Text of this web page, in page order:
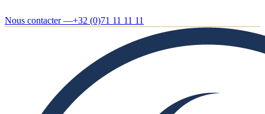
Nous contacter —+32 (0)71 11 11 11